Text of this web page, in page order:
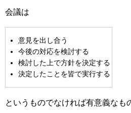
会議は
意見を出し合う
今後の対応を検討する
検討した上で方針を決定する
決定したことを皆で実行する
というものでなければ有意義なも